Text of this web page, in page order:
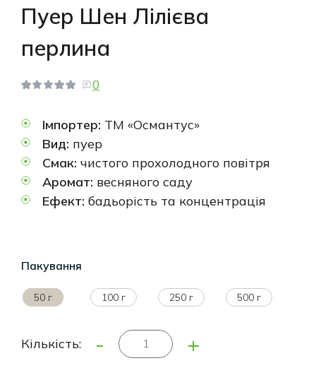
Пуер Шен Лілієва
перлина
0
Імпортер: ТМ «Османтус»
Вид: пуер
Смак: чистого прохолодного повітря
Аромат: весняного саду
Ефект: бадьорість та концентрація
Пакування
50 г 100 г 250 г 500 г
Кількість: - +